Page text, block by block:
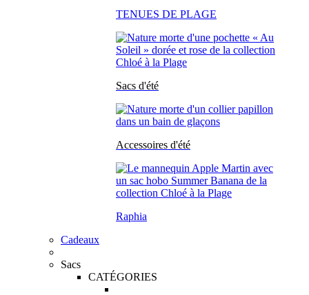
TENUES DE PLAGE
Sacs d'été
Accessoires d'été
Raphia
Cadeaux
Sacs
CATÉGORIES